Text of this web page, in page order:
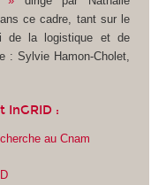
ce cadre, tant sur le
de la logistique et de
: Sylvie Hamon-Cholet,
InGRID :
au Cnam